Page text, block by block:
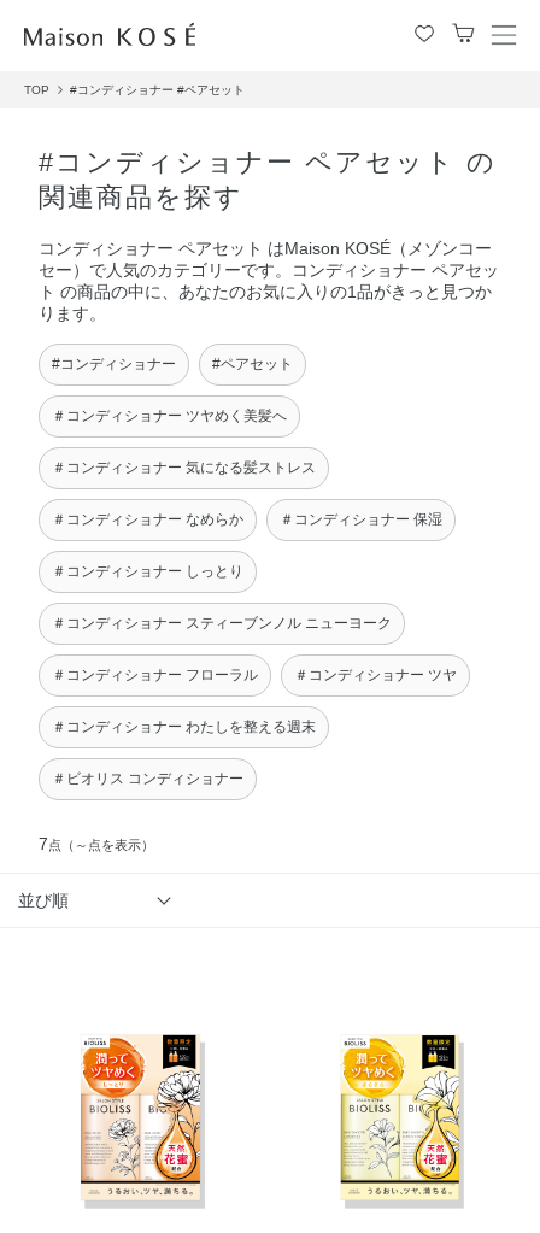
メ
TOP #コンディショナー #ペアセット
#コンディショナー ペアセット の
関連商品を探す
コンディショナー ペアセット はMaison KOSÉ（メゾンコー
セー）で人気のカテゴリーです。コンディショナー ペアセッ
ト の商品の中に、あなたのお気に入りの1品がきっと見つか
ります。
#コンディショナー #ペアセット
＃コンディショナー ツヤめく美髪へ
＃コンディショナー 気になる髪ストレス
＃コンディショナー なめらか ＃コンディショナー 保湿
＃コンディショナー しっとり
＃コンディショナー スティーブンノル ニューヨーク
＃コンディショナー フローラル ＃コンディショナー ツヤ
＃コンディショナー わたしを整える週末
＃ビオリス コンディショナー
7点 （～点を表示）
並び順